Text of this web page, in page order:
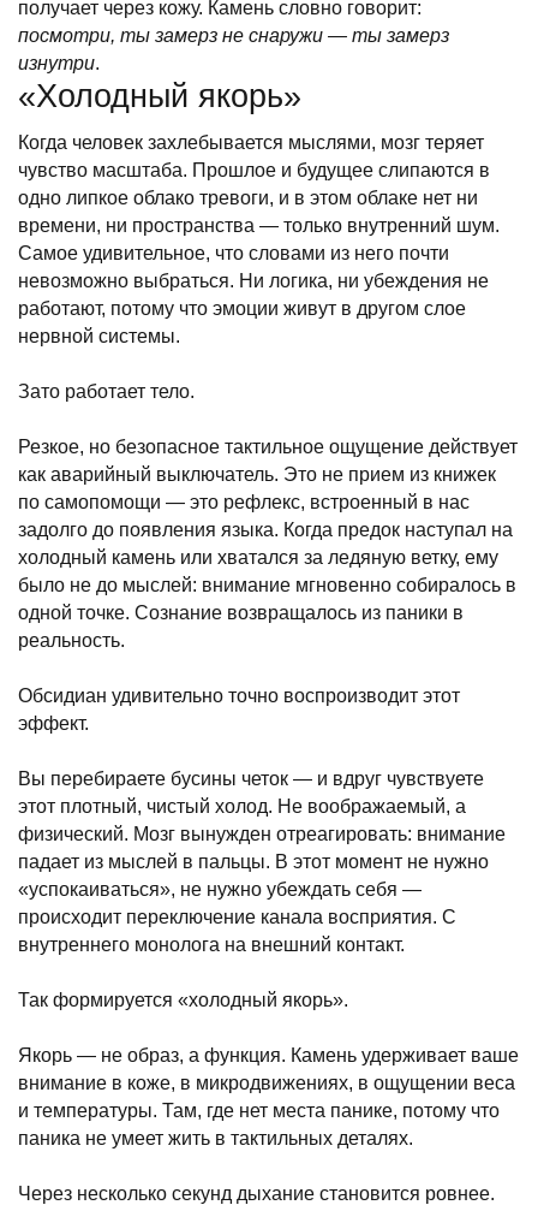
получает через кожу. Камень словно говорит:
посмотри, ты замерз не снаружи — ты замерз
изнутри.
«Холодный якорь»
Когда человек захлебывается мыслями, мозг теряет
чувство масштаба. Прошлое и будущее слипаются в
одно липкое облако тревоги, и в этом облаке нет ни
времени, ни пространства — только внутренний шум.
Самое удивительное, что словами из него почти
невозможно выбраться. Ни логика, ни убеждения не
работают, потому что эмоции живут в другом слое
нервной системы.
Зато работает тело.
Резкое, но безопасное тактильное ощущение действует
как аварийный выключатель. Это не прием из книжек
по самопомощи — это рефлекс, встроенный в нас
задолго до появления языка. Когда предок наступал на
холодный камень или хватался за ледяную ветку, ему
было не до мыслей: внимание мгновенно собиралось в
одной точке. Сознание возвращалось из паники в
реальность.
Обсидиан удивительно точно воспроизводит этот
эффект.
Вы перебираете бусины четок — и вдруг чувствуете
этот плотный, чистый холод. Не воображаемый, а
физический. Мозг вынужден отреагировать: внимание
падает из мыслей в пальцы. В этот момент не нужно
«успокаиваться», не нужно убеждать себя —
происходит переключение канала восприятия. С
внутреннего монолога на внешний контакт.
Так формируется «холодный якорь».
Якорь — не образ, а функция. Камень удерживает ваше
внимание в коже, в микродвижениях, в ощущении веса
и температуры. Там, где нет места панике, потому что
паника не умеет жить в тактильных деталях.
Через несколько секунд дыхание становится ровнее.